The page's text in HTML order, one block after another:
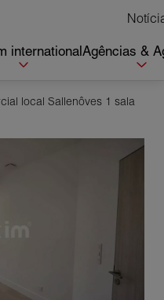
internationalAgências &
local Sallenôves 1 sala